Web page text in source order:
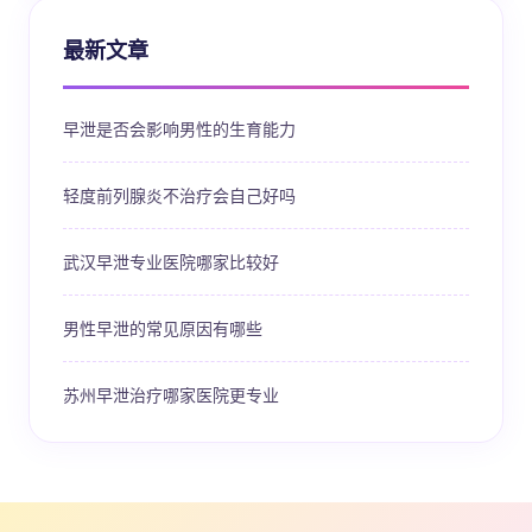
最新文章
早泄是否会影响男性的生育能力
轻度前列腺炎不治疗会自己好吗
武汉早泄专业医院哪家比较好
男性早泄的常见原因有哪些
苏州早泄治疗哪家医院更专业